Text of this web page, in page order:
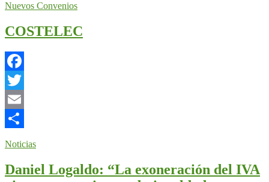
Nuevos Convenios
COSTELEC
Facebook
Twitter
Email
Noticias
Daniel Logaldo: “La exoneración del IVA